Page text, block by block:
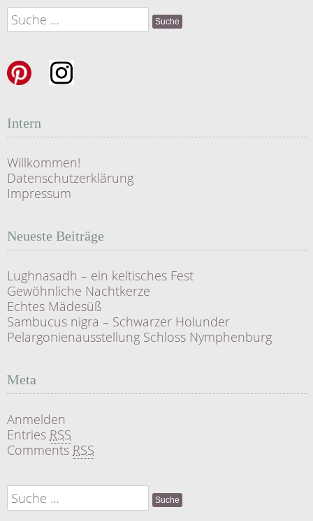
Suche
nach:
Intern
Willkommen!
Datenschutzerklärung
Impressum
Neueste Beiträge
Lughnasadh – ein keltisches Fest
Gewöhnliche Nachtkerze
Echtes Mädesüß
Sambucus nigra – Schwarzer Holunder
Pelargonienausstellung Schloss Nymphenburg
Meta
Anmelden
Entries RSS
Comments RSS
Suche
nach: